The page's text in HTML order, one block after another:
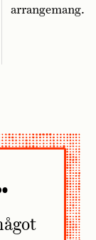
arrangemang.